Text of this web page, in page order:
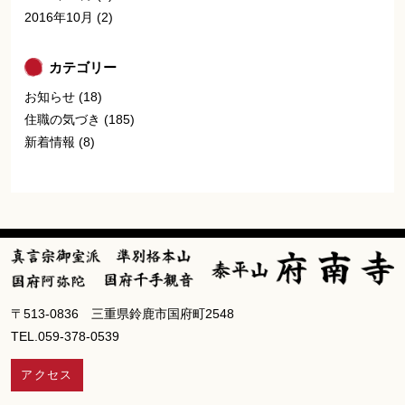
2016年10月 (2)
カテゴリー
お知らせ (18)
住職の気づき (185)
新着情報 (8)
〒513-0836 三重県鈴鹿市国府町2548
TEL.059-378-0539
アクセス